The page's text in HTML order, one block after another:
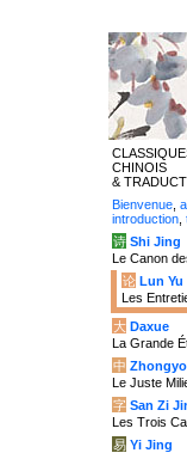
CHINOIS
&
Bienvenue
introduction
诗 Shi Jing
Le Canon
论 Lun Yu
Les
大 Daxue
La Grande
中
Le Juste
字 San Zi
Les Trois
易 Yi Jing